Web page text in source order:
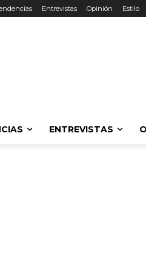
Entrevistas Opinión Estilo
ENTREVISTAS